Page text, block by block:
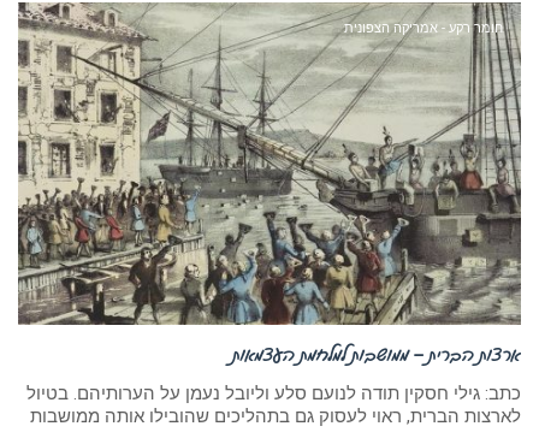
חומר רקע - אמריקה הצפונית
ארצות הברית – ממושבות למלחמת העצמאות
כתב: גילי חסקין תודה לנועם סלע וליובל נעמן על הערותיהם. בטיול
לארצות הברית, ראוי לעסוק גם בתהליכים שהובילו אותה ממושבות